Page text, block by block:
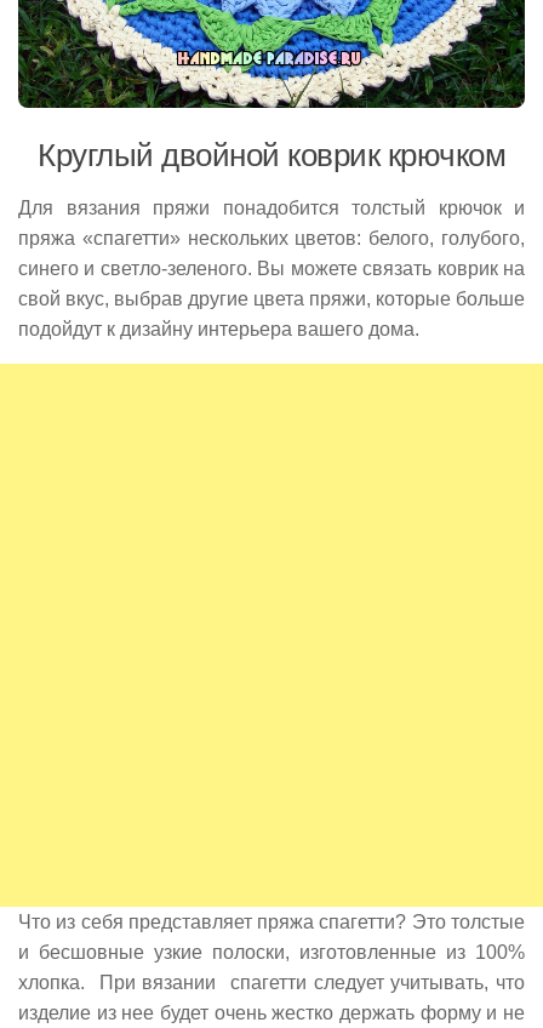
Круглый двойной коврик крючком
Для вязания пряжи понадобится толстый крючок и
пряжа «спагетти» нескольких цветов: белого, голубого,
синего и светло-зеленого. Вы можете связать коврик на
свой вкус, выбрав другие цвета пряжи, которые больше
подойдут к дизайну интерьера вашего дома.
Что из себя представляет пряжа спагетти? Это толстые
и бесшовные узкие полоски, изготовленные из 100%
хлопка. При вязании спагетти следует учитывать, что
изделие из нее будет очень жестко держать форму и не